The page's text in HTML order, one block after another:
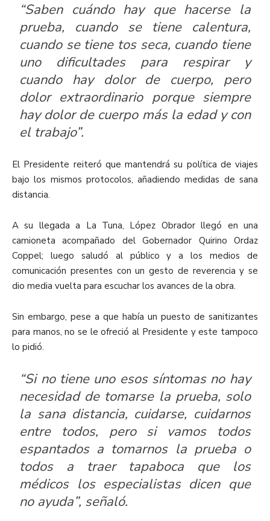
“Saben cuándo hay que hacerse la
prueba, cuando se tiene calentura,
cuando se tiene tos seca, cuando tiene
uno dificultades para respirar y
cuando hay dolor de cuerpo, pero
dolor extraordinario porque siempre
hay dolor de cuerpo más la edad y con
el trabajo”.
El Presidente reiteró que mantendrá su política de viajes
bajo los mismos protocolos, añadiendo medidas de sana
distancia.
A su llegada a La Tuna, López Obrador llegó en una
camioneta acompañado del Gobernador Quirino Ordaz
Coppel; luego saludó al público y a los medios de
comunicación presentes con un gesto de reverencia y se
dio media vuelta para escuchar los avances de la obra.
Sin embargo, pese a que había un puesto de sanitizantes
para manos, no se le ofreció al Presidente y este tampoco
lo pidió.
“Si no tiene uno esos síntomas no hay
necesidad de tomarse la prueba, solo
la sana distancia, cuidarse, cuidarnos
entre todos, pero si vamos todos
espantados a tomarnos la prueba o
todos a traer tapaboca que los
médicos los especialistas dicen que
no ayuda”, señaló.